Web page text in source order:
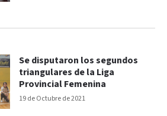
19 de Octubre de 2021
Se disputaron los segundos
triangulares de la Liga
Provincial Femenina